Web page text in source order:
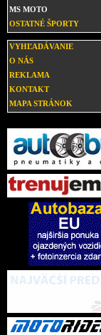
MS MOTO
OSTATNÉ ŠPORTY
VYHĽADÁVANIE
O NÁS
REKLAMA
KONTAKT
MAPA STRÁNOK